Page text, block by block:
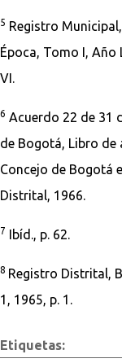
5 Registro
Época, Tomo I, Año
VI.
6 Acuerdo 22 de 31
de Bogotá, Libro
Concejo de Bogotá
Distrital, 1966.
7 Ibíd., p. 62.
8 Registro Distrital,
1, 1965, p. 1.
Etiquetas: